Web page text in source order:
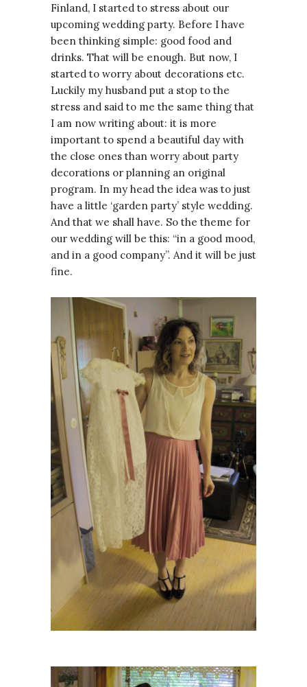
Finland, I started to stress about our
upcoming wedding party. Before I have
been thinking simple: good food and
drinks. That will be enough. But now, I
started to worry about decorations etc.
Luckily my husband put a stop to the
stress and said to me the same thing that
I am now writing about: it is more
important to spend a beautiful day with
the close ones than worry about party
decorations or planning an original
program. In my head the idea was to just
have a little ‘garden party’ style wedding.
And that we shall have. So the theme for
our wedding will be this: “in a good mood,
and in a good company”. And it will be just
fine.